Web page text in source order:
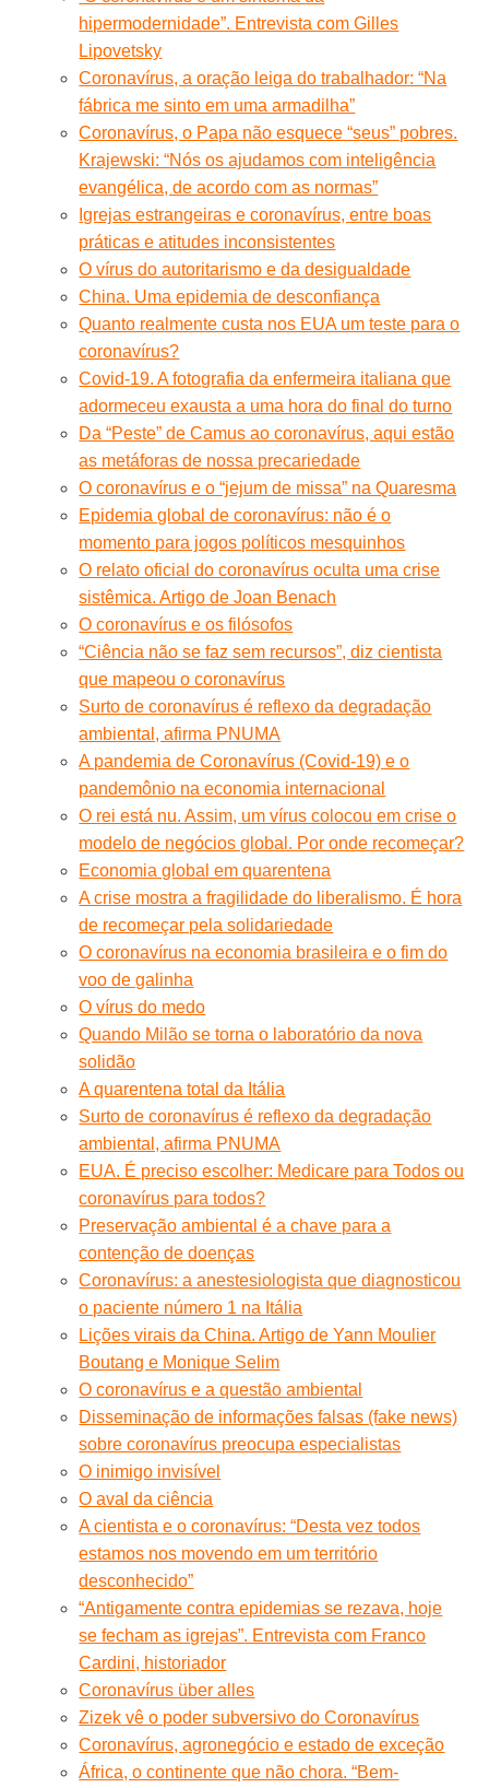
hipermodernidade”. Entrevista com Gilles
Lipovetsky
Coronavírus, a oração leiga do trabalhador: “Na
fábrica me sinto em uma armadilha”
Coronavírus, o Papa não esquece “seus” pobres.
Krajewski: “Nós os ajudamos com inteligência
evangélica, de acordo com as normas”
Igrejas estrangeiras e coronavírus, entre boas
práticas e atitudes inconsistentes
O vírus do autoritarismo e da desigualdade
China. Uma epidemia de desconfiança
Quanto realmente custa nos EUA um teste para o
coronavírus?
Covid-19. A fotografia da enfermeira italiana que
adormeceu exausta a uma hora do final do turno
Da “Peste” de Camus ao coronavírus, aqui estão
as metáforas de nossa precariedade
O coronavírus e o “jejum de missa” na Quaresma
Epidemia global de coronavírus: não é o
momento para jogos políticos mesquinhos
O relato oficial do coronavírus oculta uma crise
sistêmica. Artigo de Joan Benach
O coronavírus e os filósofos
“Ciência não se faz sem recursos”, diz cientista
que mapeou o coronavírus
Surto de coronavírus é reflexo da degradação
ambiental, afirma PNUMA
A pandemia de Coronavírus (Covid-19) e o
pandemônio na economia internacional
O rei está nu. Assim, um vírus colocou em crise o
modelo de negócios global. Por onde recomeçar?
Economia global em quarentena
A crise mostra a fragilidade do liberalismo. É hora
de recomeçar pela solidariedade
O coronavírus na economia brasileira e o fim do
voo de galinha
O vírus do medo
Quando Milão se torna o laboratório da nova
solidão
A quarentena total da Itália
Surto de coronavírus é reflexo da degradação
ambiental, afirma PNUMA
EUA. É preciso escolher: Medicare para Todos ou
coronavírus para todos?
Preservação ambiental é a chave para a
contenção de doenças
Coronavírus: a anestesiologista que diagnosticou
o paciente número 1 na Itália
Lições virais da China. Artigo de Yann Moulier
Boutang e Monique Selim
O coronavírus e a questão ambiental
Disseminação de informações falsas (fake news)
sobre coronavírus preocupa especialistas
O inimigo invisível
O aval da ciência
A cientista e o coronavírus: “Desta vez todos
estamos nos movendo em um território
desconhecido”
“Antigamente contra epidemias se rezava, hoje
se fecham as igrejas”. Entrevista com Franco
Cardini, historiador
Coronavírus über alles
Zizek vê o poder subversivo do Coronavírus
Coronavírus, agronegócio e estado de exceção
África, o continente que não chora. “Bem-